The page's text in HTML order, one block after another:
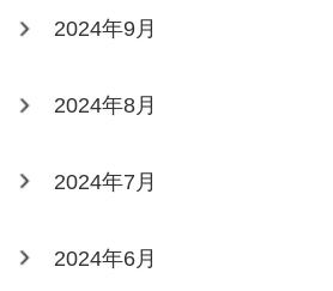
2024年9月
2024年8月
2024年7月
2024年6月